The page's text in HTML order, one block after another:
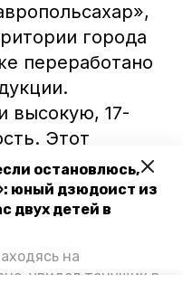
остановлюсь,
юный дзюдоист из
двух детей в
на
увидел тонущих в
города
переработано
высокую, 17-
Этот
большим за
августе
собрали